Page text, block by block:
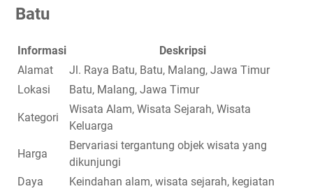
Batu
Informasi
Deskripsi
Alamat
Jl. Raya Batu, Batu, Malang, Jawa Timur
Lokasi
Batu, Malang, Jawa Timur
Kategori
Wisata Alam, Wisata Sejarah, Wisata
Keluarga
Harga
Bervariasi tergantung objek wisata yang
dikunjungi
Daya
Keindahan alam, wisata sejarah, kegiatan